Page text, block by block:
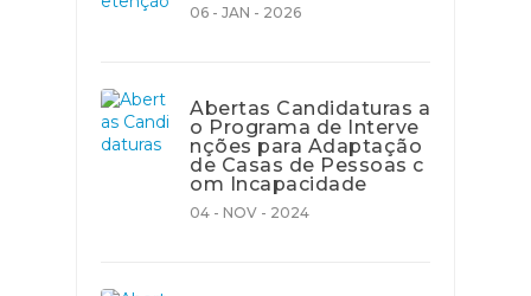
06 - JAN - 2026
Abertas Candidaturas a
o Programa de Interve
nções para Adaptação
de Casas de Pessoas c
om Incapacidade
04 - NOV - 2024